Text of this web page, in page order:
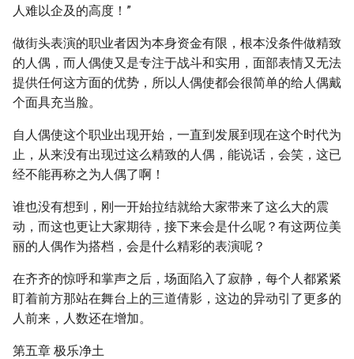
人难以企及的高度！”
做街头表演的职业者因为本身资金有限，根本没条件做精致
的人偶，而人偶使又是专注于战斗和实用，面部表情又无法
提供任何这方面的优势，所以人偶使都会很简单的给人偶戴
个面具充当脸。
自人偶使这个职业出现开始，一直到发展到现在这个时代为
止，从来没有出现过这么精致的人偶，能说话，会笑，这已
经不能再称之为人偶了啊！
谁也没有想到，刚一开始拉结就给大家带来了这么大的震
动，而这也更让大家期待，接下来会是什么呢？有这两位美
丽的人偶作为搭档，会是什么精彩的表演呢？
在齐齐的惊呼和掌声之后，场面陷入了寂静，每个人都紧紧
盯着前方那站在舞台上的三道倩影，这边的异动引了更多的
人前来，人数还在增加。
第五章 极乐净土